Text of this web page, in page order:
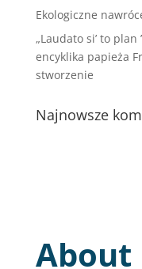
Ekologiczne
„Laudato si’ to plan
encyklika papieża
stworzenie
Najnowsze
About